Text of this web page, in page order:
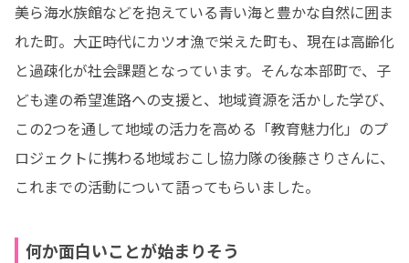
美ら海水族館などを抱えている青い海と豊かな自然に囲ま
れた町。大正時代にカツオ漁で栄えた町も、現在は高齢化
と過疎化が社会課題となっています。そんな本部町で、子
ども達の希望進路への支援と、地域資源を活かした学び、
この2つを通して地域の活力を高める「教育魅力化」のプ
ロジェクトに携わる地域おこし協力隊の後藤さりさんに、
これまでの活動について語ってもらいました。
何か面白いことが始まりそう